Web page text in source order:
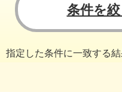
条件を
指定した条件に一致する